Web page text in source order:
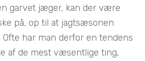
garvet jæger, kan der være
på, op til at jagtsæsonen
Ofte har man derfor en tendens
af de mest væsentlige ting,